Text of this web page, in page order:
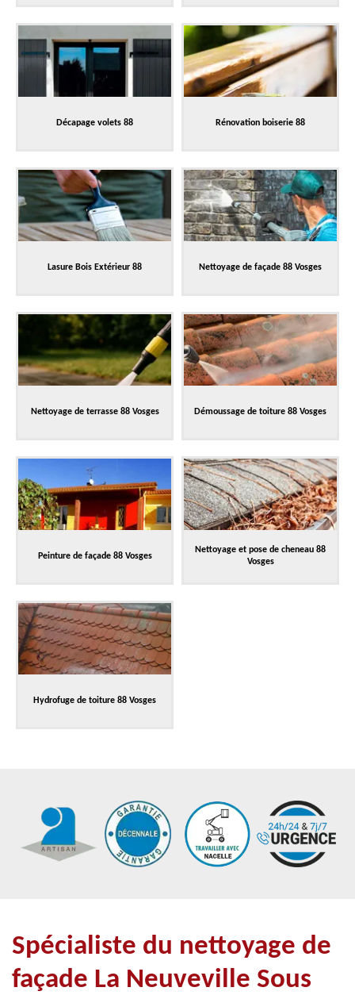
Décapage volets 88 Rénovation boiserie 88
Lasure Bois Extérieur 88 Nettoyage de façade 88 Vosges
Nettoyage de terrasse 88 Vosges Démoussage de toiture 88 Vosges
Peinture de façade 88 Vosges
Nettoyage et pose de cheneau 88
Vosges
Hydrofuge de toiture 88 Vosges
Spécialiste du nettoyage de
façade La Neuveville Sous